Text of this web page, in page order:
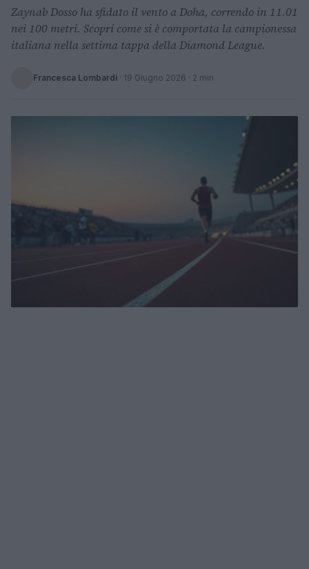
Zaynab Dosso ha sfidato il vento a Doha, correndo in 11.01
nei 100 metri. Scopri come si è comportata la campionessa
italiana nella settima tappa della Diamond League.
Francesca Lombardi · 19 Giugno 2026 · 2 min